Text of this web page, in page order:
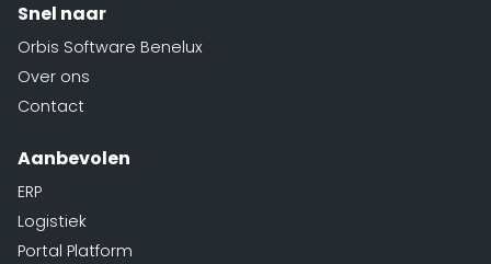
Snel naar
Orbis Software Benelux
Over ons
Contact
Aanbevolen
ERP
Logistiek
Portal Platform